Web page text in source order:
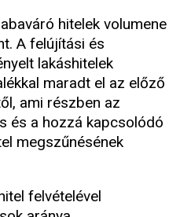
hitelek volumene
A felújítási és
lakáshitelek
maradt el az előző
ami részben az
és a hozzá kapcsolódó
megszűnésének
felvételével